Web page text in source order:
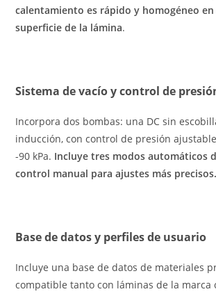
calentamiento es rápido y homogéneo
superficie de la lámina.
Sistema de vacío y control de
Incorpora dos bombas: una DC sin
inducción, con control de presión
-90 kPa. Incluye tres modos automáticos
control manual para ajustes más precisos.
Base de datos y perfiles de usuario
Incluye una base de datos de materiales
compatible tanto con láminas de la marca